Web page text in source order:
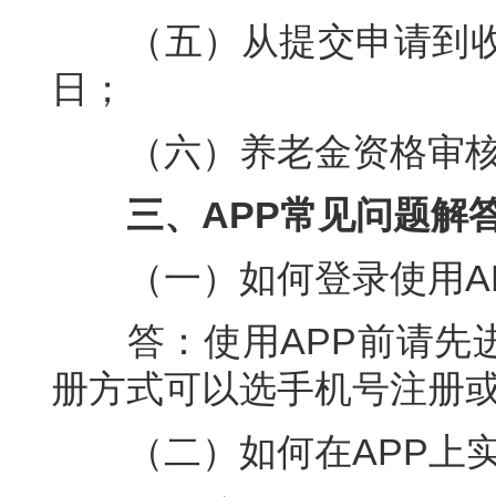
（五）从提交申请
日；
（六）养老金资格审
三、APP常见问题解
（一）如何登录使用
答：使用APP前请先
册方式可以选手机号注册
（二）如何在APP上